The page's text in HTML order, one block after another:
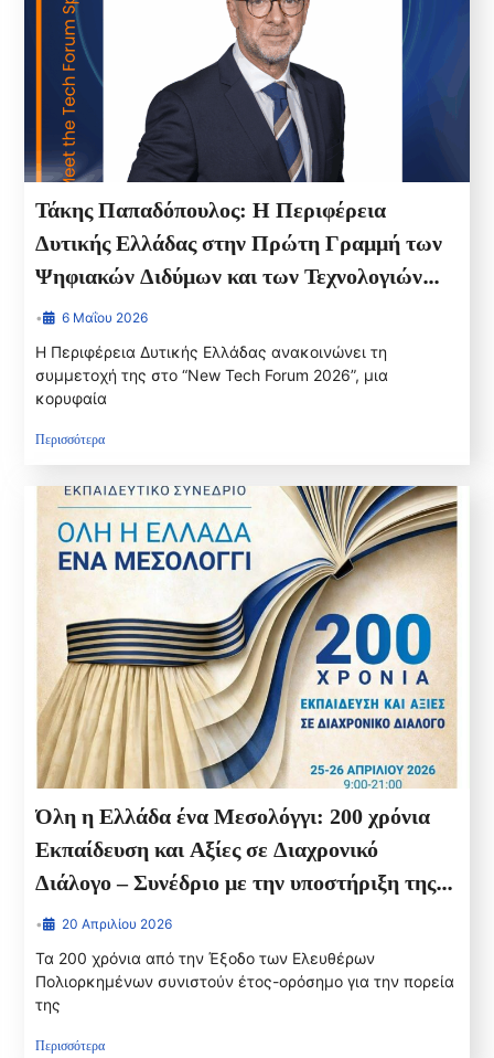
Τάκης Παπαδόπουλος: Η Περιφέρεια
Δυτικής Ελλάδας στην Πρώτη Γραμμή των
Ψηφιακών Διδύμων και των Τεχνολογιών
Αιχμής
• 6 Μαΐου 2026
Η Περιφέρεια Δυτικής Ελλάδας ανακοινώνει τη
συμμετοχή της στο “New Tech Forum 2026”, μια
κορυφαία
Περισσότερα
Όλη η Ελλάδα ένα Μεσολόγγι: 200 χρόνια
Εκπαίδευση και Αξίες σε Διαχρονικό
Διάλογο – Συνέδριο με την υποστήριξη της
Περιφέρειας Δυτικής Ελλάδας
• 20 Απριλίου 2026
Τα 200 χρόνια από την Έξοδο των Ελευθέρων
Πολιορκημένων συνιστούν έτος-ορόσημο για την πορεία
της
Περισσότερα